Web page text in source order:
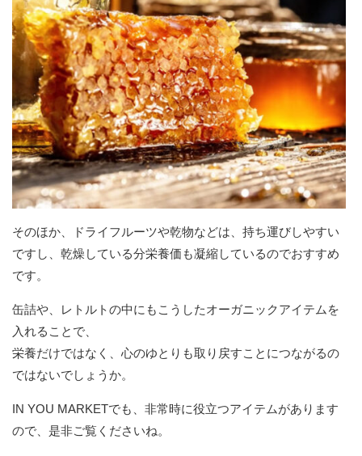
そのほか、ドライフルーツや乾物などは、持ち運びしやすい
ですし、乾燥している分栄養価も凝縮しているのでおすすめ
です。
缶詰や、レトルトの中にもこうしたオーガニックアイテムを
入れることで、
栄養だけではなく、心のゆとりも取り戻すことにつながるの
ではないでしょうか。
IN YOU MARKETでも、非常時に役立つアイテムがあります
ので、是非ご覧くださいね。